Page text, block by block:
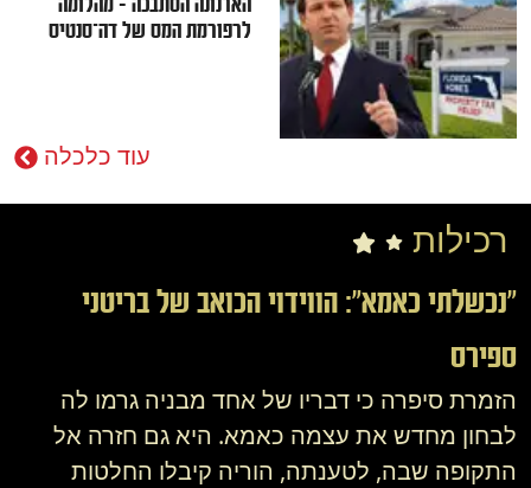
הארנונה הסתבכה - מהלומה
לרפורמת המס של דה־סנטיס
עוד כלכלה
רכילות
"נכשלתי כאמא": הווידוי הכואב של בריטני
ספירס
הזמרת סיפרה כי דבריו של אחד מבניה גרמו לה
לבחון מחדש את עצמה כאמא. היא גם חזרה אל
התקופה שבה, לטענתה, הוריה קיבלו החלטות